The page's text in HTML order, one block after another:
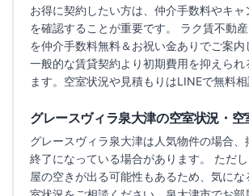
お得に契約したい方は、仲介手数料やキ
を確認することが重要です。 ラク賃不動
を仲介手数料無料＆お祝い金ありでご案内
一般的な賃貸契約より初期費用を抑えられ
ます。 空室状況や見積もりはLINEで無料相
グレースヴィラ泉大津の空室状況・空
グレースヴィラ泉大津は人気物件の場合
終了になっている場合があります。 ただ
屋の空きが出る可能性もあるため、気に